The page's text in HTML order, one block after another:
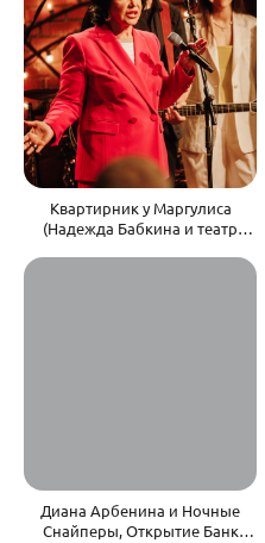
Квартирник у Маргулиса
(Надежда Бабкина и театр
Диана Арбенина и Ночные
Снайперы, Открытие Банк